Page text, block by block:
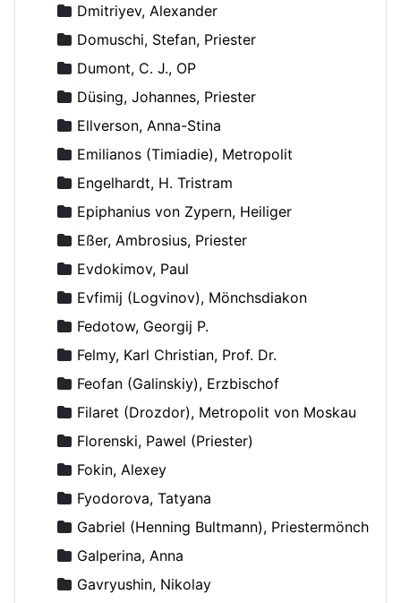
Dmitriyev, Alexander
Domuschi, Stefan, Priester
Dumont, C. J., OP
Düsing, Johannes, Priester
Ellverson, Anna-Stina
Emilianos (Timiadie), Metropolit
Engelhardt, H. Tristram
Epiphanius von Zypern, Heiliger
Eßer, Ambrosius, Priester
Evdokimov, Paul
Evfimij (Logvinov), Mönchsdiakon
Fedotow, Georgij P.
Felmy, Karl Christian, Prof. Dr.
Feofan (Galinskiy), Erzbischof
Filaret (Drozdor), Metropolit von Moskau
Florenski, Pawel (Priester)
Fokin, Alexey
Fyodorova, Tatyana
Gabriel (Henning Bultmann), Priestermönch
Galperina, Anna
Gavryushin, Nikolay